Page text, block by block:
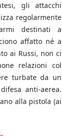
gli attacchi
regolarmente
destinati a
affatto né a
ai Russi, non ci
relazioni col
turbate da un
anti-aerea.
alla pistola (ai